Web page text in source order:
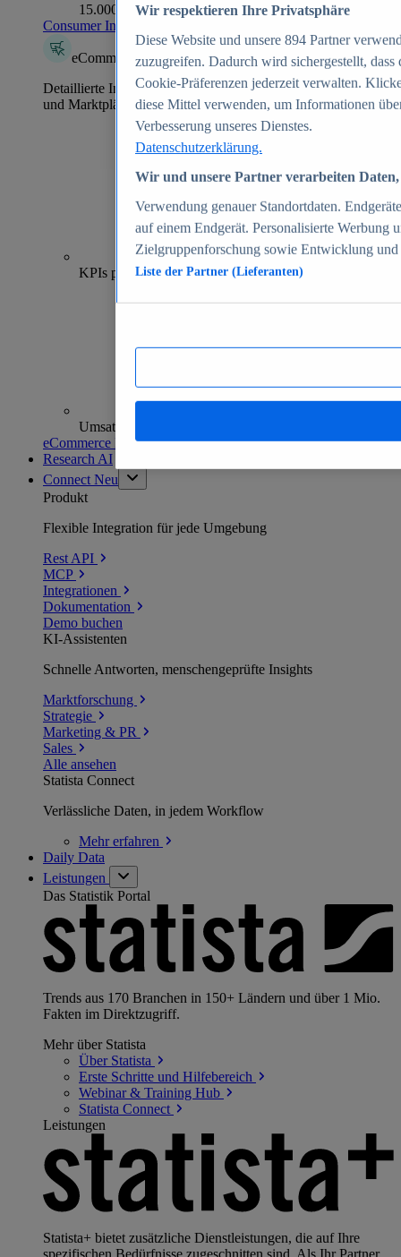
15.000+ Marken
Consumer Insights entdecken
eCommerce Insights
Detaillierte Informationen zu mehr als 39.000 Online-Shops
und Marktplätzen
70+
KPIs pro Shop
Umsatzanalysen und -prognosen
eCommerce Insights entdecken
Research AI
Connect Neu
Produkt
Flexible Integration für jede Umgebung
Rest API
MCP
Integrationen
Dokumentation
Demo buchen
KI-Assistenten
Schnelle Antworten, menschengeprüfte Insights
Marktforschung
Strategie
Marketing & PR
Sales
Alle ansehen
Statista Connect
Verlässliche Daten, in jedem Workflow
Mehrerfahren
Daily Data
Leistungen
Das Statistik Portal
Trends aus 170 Branchen in 150+ Ländern und über 1 Mio.
Fakten im Direktzugriff.
Mehr über Statista
Über Statista
Erste Schritte und Hilfebereich
Webinar & Training Hub
Statista Connect
Leistungen
Statista+ bietet zusätzliche Dienstleistungen, die auf Ihre
spezifischen Bedürfnisse zugeschnitten sind. Als Ihr Partner
Wir respektieren Ihre Privatsphäre
Diese Website und unsere 894 Partner
zuzugreifen. Dadurch wird sichergestellt,
Cookie-Präferenzen jederzeit verwalten.
diese Mittel verwenden, um Informationen
Verbesserung unseres Dienstes.
Datenschutzerklärung.
Wir und unsere Partner verarbeiten
Verwendung genauer Standortdaten.
auf einem Endgerät. Personalisierte Werbung
Zielgruppenforschung sowie Entwicklung
Liste der Partner (Lieferanten)